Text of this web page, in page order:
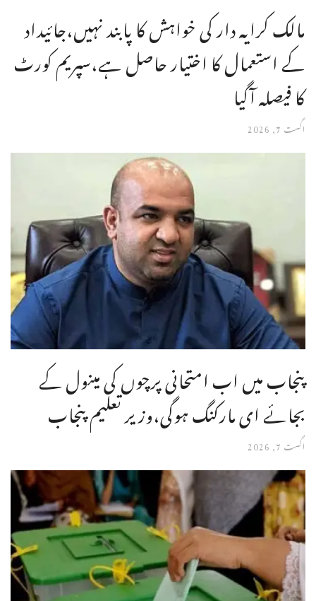
مالک کرایہ دار کی خواہش کا پابند نہیں،جائیداد
کے استعمال کا اختیار حاصل ہے،سپریم کورٹ
کا فیصلہ آگیا
اگست 7, 2026
پنجاب میں اب امتحانی پرچوں کی مینول کے
بجائے ای مارکنگ ہوگی،وزیر تعلیم پنجاب
اگست 7, 2026